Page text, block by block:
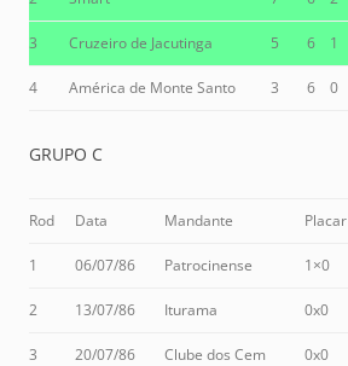
3 Cruzeiro de Jacutinga 5 6 1
4 América de Monte Santo 3 6 0
GRUPO C
Rod Data Mandante Placar
1 06/07/86 Patrocinense 1×0
2 13/07/86 Iturama 0x0
3 20/07/86 Clube dos Cem 0x0